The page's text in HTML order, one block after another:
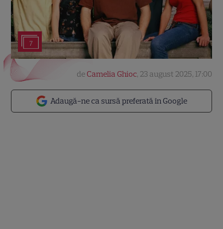
7
Adaugă-ne ca sursă preferată în Google
de Camelia Ghioc, 23 august 2025, 17:00